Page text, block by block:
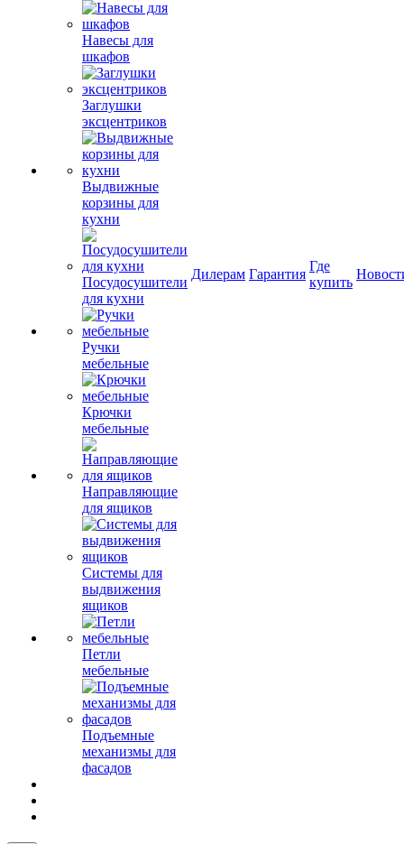
Навесы для
шкафов
Заглушки
эксцентриков
Выдвижные
корзины для
кухни
Посудосушители
для кухни
Ручки
мебельные
Крючки
мебельные
Направляющие
для ящиков
Системы для
выдвижения
ящиков
Петли
мебельные
Подъемные
механизмы для
фасадов
Дилерам Гарантия
Где
купить